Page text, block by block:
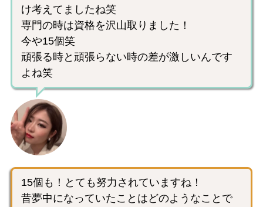
け考えてましたね笑
専門の時は資格を沢山取りました！
今や15個笑
頑張る時と頑張らない時の差が激しいんです
よね笑
15個も！とても努力されていますね！
昔夢中になっていたことはどのようなことで